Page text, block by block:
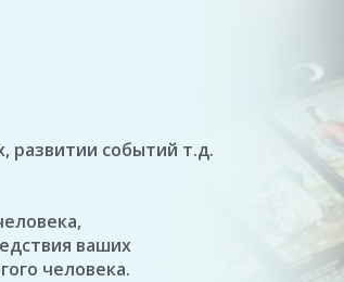
развитии событий т.д.
ваших
человека.